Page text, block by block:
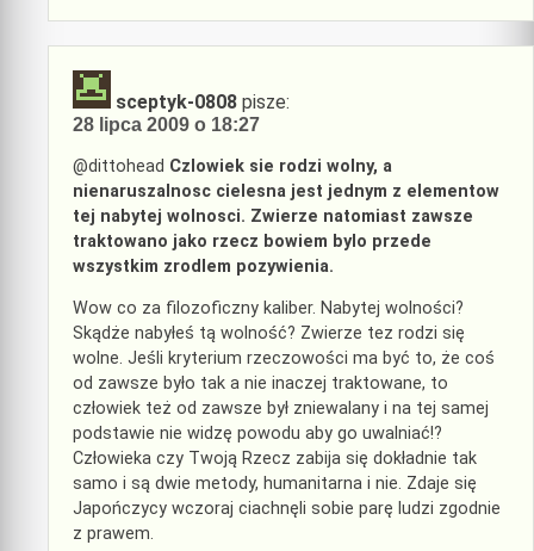
sceptyk-0808 pisze:
28 lipca 2009 o 18:27
@dittohead Czlowiek sie rodzi wolny, a
nienaruszalnosc cielesna jest jednym z elementow
tej nabytej wolnosci. Zwierze natomiast zawsze
traktowano jako rzecz bowiem bylo przede
wszystkim zrodlem pozywienia.
Wow co za filozoficzny kaliber. Nabytej wolności?
Skądże nabyłeś tą wolność? Zwierze tez rodzi się
wolne. Jeśli kryterium rzeczowości ma być to, że coś
od zawsze było tak a nie inaczej traktowane, to
człowiek też od zawsze był zniewalany i na tej samej
podstawie nie widzę powodu aby go uwalniać!?
Człowieka czy Twoją Rzecz zabija się dokładnie tak
samo i są dwie metody, humanitarna i nie. Zdaje się
Japończycy wczoraj ciachnęli sobie parę ludzi zgodnie
z prawem.